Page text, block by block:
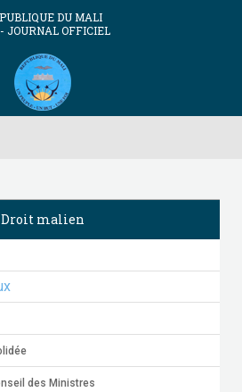
DU MALI
- JOURNAL OFFICIEL
Droit malien
des Ministres